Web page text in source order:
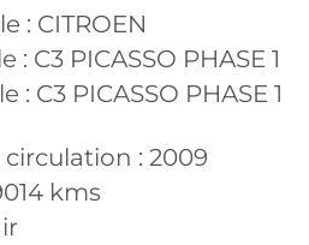
: CITROEN
: C3 PICASSO PHASE 1
: C3 PICASSO PHASE 1
: 2009
kms